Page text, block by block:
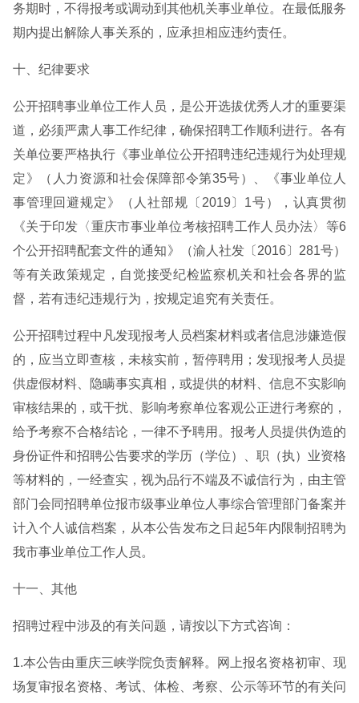
务期时，不得报考或调动到其他机关事业单位。在最低服务
期内提出解除人事关系的，应承担相应违约责任。
十、纪律要求
公开招聘事业单位工作人员，是公开选拔优秀人才的重要渠
道，必须严肃人事工作纪律，确保招聘工作顺利进行。各有
关单位要严格执行《事业单位公开招聘违纪违规行为处理规
定》（人力资源和社会保障部令第35号）、《事业单位人
事管理回避规定》（人社部规〔2019〕1号），认真贯彻
《关于印发〈重庆市事业单位考核招聘工作人员办法〉等6
个公开招聘配套文件的通知》（渝人社发〔2016〕281号）
等有关政策规定，自觉接受纪检监察机关和社会各界的监
督，若有违纪违规行为，按规定追究有关责任。
公开招聘过程中凡发现报考人员档案材料或者信息涉嫌造假
的，应当立即查核，未核实前，暂停聘用；发现报考人员提
供虚假材料、隐瞒事实真相，或提供的材料、信息不实影响
审核结果的，或干扰、影响考察单位客观公正进行考察的，
给予考察不合格结论，一律不予聘用。报考人员提供伪造的
身份证件和招聘公告要求的学历（学位）、职（执）业资格
等材料的，一经查实，视为品行不端及不诚信行为，由主管
部门会同招聘单位报市级事业单位人事综合管理部门备案并
计入个人诚信档案，从本公告发布之日起5年内限制招聘为
我市事业单位工作人员。
十一、其他
招聘过程中涉及的有关问题，请按以下方式咨询：
1.本公告由重庆三峡学院负责解释。网上报名资格初审、现
场复审报名资格、考试、体检、考察、公示等环节的有关问